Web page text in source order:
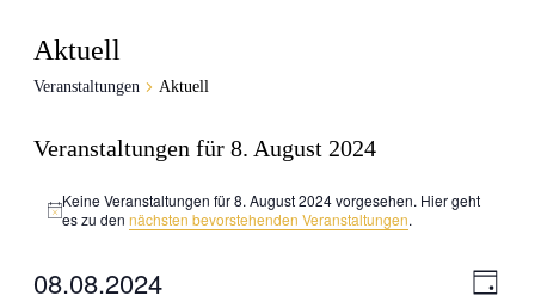
Aktuell
Veranstaltungen Aktuell
Veranstaltungen für 8. August 2024
Hinweis
Keine Veranstaltungen für 8. August 2024 vorgesehen. Hier geht
es zu den nächsten bevorstehenden Veranstaltungen.
Tag
08.08.2024